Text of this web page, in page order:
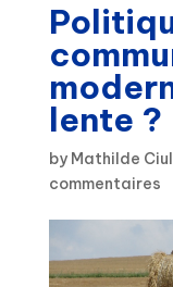
lente ?
by Mathilde
commentaires